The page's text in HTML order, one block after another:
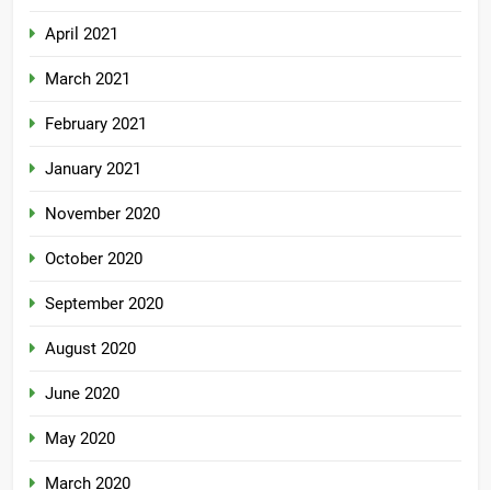
April 2021
March 2021
February 2021
January 2021
November 2020
October 2020
September 2020
August 2020
June 2020
May 2020
March 2020